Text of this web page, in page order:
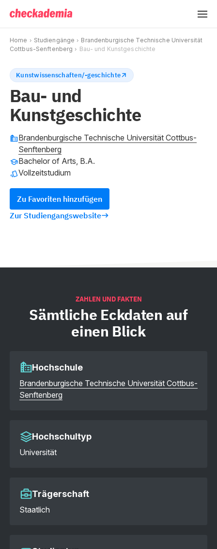
Home Studiengänge
Brandenburgische Technische Universität
Cottbus-Senftenberg
Bau- und Kunstgeschichte
Kunstwissenschaften/-geschichte
Bau- und
Kunstgeschichte
Brandenburgische Technische Universität Cottbus-
Senftenberg
Bachelor of Arts, B.A.
Vollzeitstudium
Zu Favoriten hinzufügen
Zur Studiengangswebsite
ZAHLEN UND FAKTEN
Sämtliche Eckdaten auf
einen Blick
Hochschule
Brandenburgische Technische Universität Cottbus-
Senftenberg
Hochschultyp
Universität
Trägerschaft
Staatlich